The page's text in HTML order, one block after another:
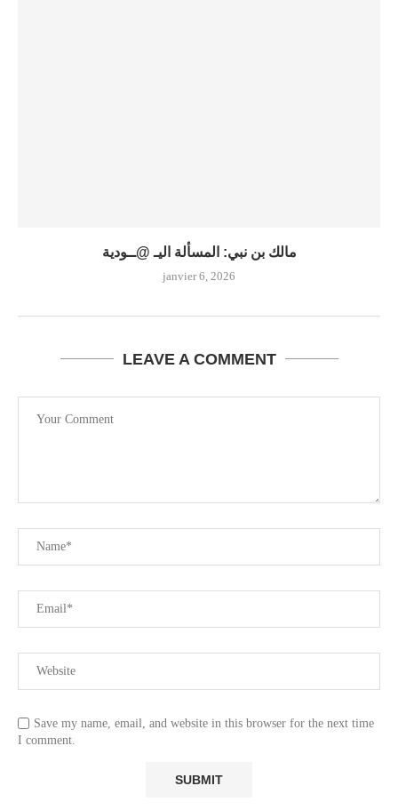
مالك بن نبي: المسألة اليـ @ــودية
janvier 6, 2026
LEAVE A COMMENT
Save my name, email, and website in this browser for the next time
I comment.